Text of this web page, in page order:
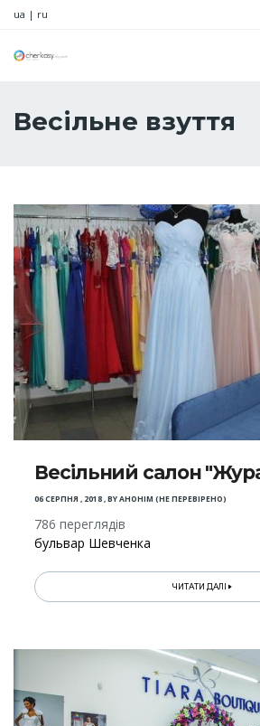
ua | ru
Весільне взуття
Весільний салон
06 СЕРПНЯ , 2018,BYАНОНІМ (НЕ ПЕРЕВІРЕНО)
786 переглядів
бульвар Шевченка
ЧИТАТИ ДАЛІ